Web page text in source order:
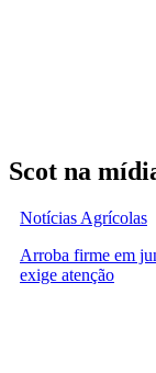
Scot na
Notícias Agrícolas
Arroba firme em
exige atenção